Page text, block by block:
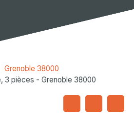
Grenoble 38000
3 pièces - Grenoble 38000